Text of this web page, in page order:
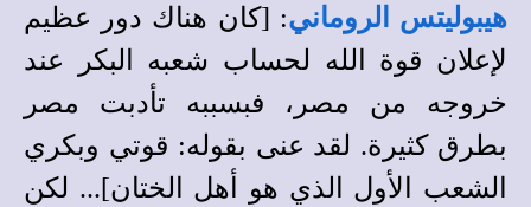
هيبوليتس الروماني: [كان هناك دور عظيم
لإعلان قوة الله لحساب شعبه البكر عند
خروجه من مصر، فبسببه تأدبت مصر
بطرق كثيرة. لقد عنى بقوله: قوتي وبكري
الشعب الأول الذي هو أهل الختان]... لكن